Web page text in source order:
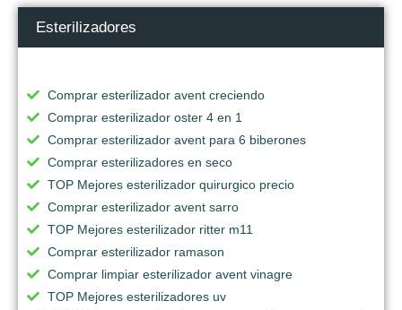
Esterilizadores
Comprar esterilizador avent creciendo
Comprar esterilizador oster 4 en 1
Comprar esterilizador avent para 6 biberones
Comprar esterilizadores en seco
TOP Mejores esterilizador quirurgico precio
Comprar esterilizador avent sarro
TOP Mejores esterilizador ritter m11
Comprar esterilizador ramason
Comprar limpiar esterilizador avent vinagre
TOP Mejores esterilizadores uv